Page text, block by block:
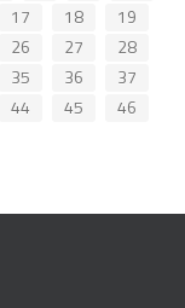
17 18
19
26 27
28
35 36
37
44 45
46